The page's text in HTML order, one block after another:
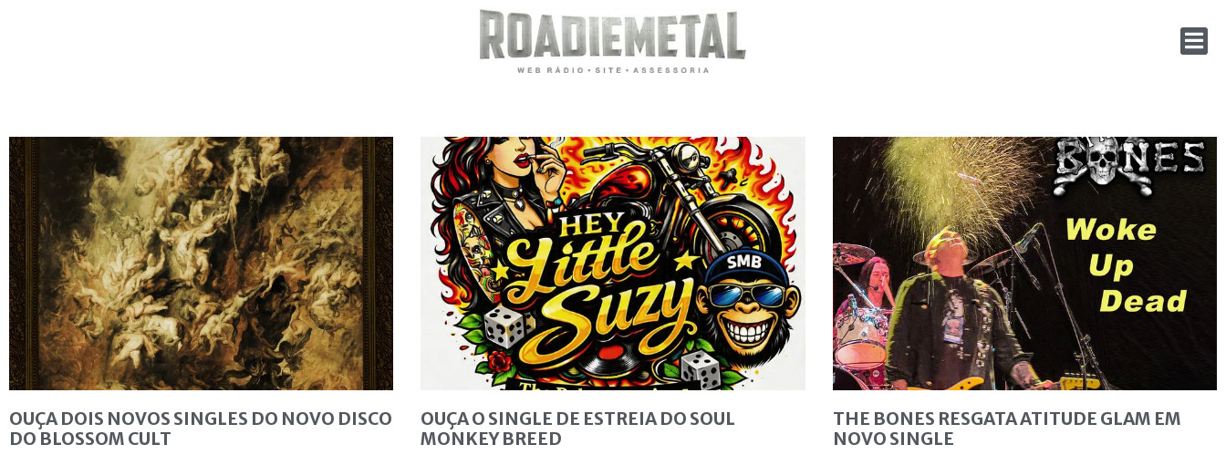
OUÇA DOIS NOVOS SINGLES DO NOVO DISCO
DO BLOSSOM CULT
OUÇA O SINGLE DE ESTREIA DO SOUL
MONKEY BREED
THE BONES RESGATA ATITUDE GLAM EM
NOVO SINGLE